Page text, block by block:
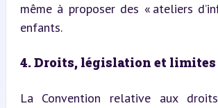
même à proposer des « ateliers
enfants.
4. Droits, législation et
La Convention relative aux